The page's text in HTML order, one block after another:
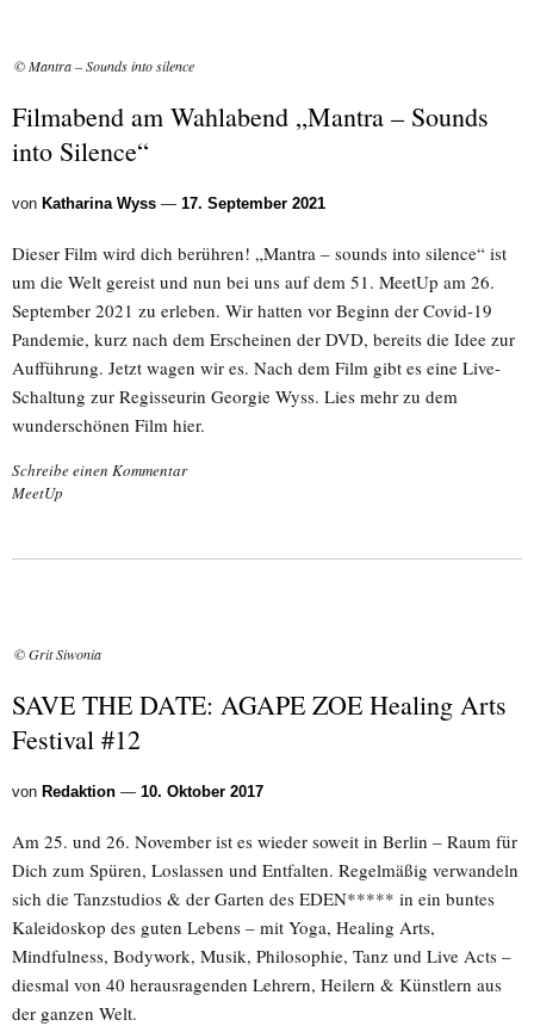
© Mantra – Sounds into silence
Filmabend am Wahlabend „Mantra – Sounds
into Silence“
von Katharina Wyss — 17. September 2021
Dieser Film wird dich berühren! „Mantra – sounds into silence“ ist
um die Welt gereist und nun bei uns auf dem 51. MeetUp am 26.
September 2021 zu erleben. Wir hatten vor Beginn der Covid-19
Pandemie, kurz nach dem Erscheinen der DVD, bereits die Idee zur
Aufführung. Jetzt wagen wir es. Nach dem Film gibt es eine Live-
Schaltung zur Regisseurin Georgie Wyss. Lies mehr zu dem
wunderschönen Film hier.
Schreibe einen Kommentar
MeetUp
© Grit Siwonia
SAVE THE DATE: AGAPE ZOE Healing Arts
Festival #12
von Redaktion — 10. Oktober 2017
Am 25. und 26. November ist es wieder soweit in Berlin – Raum für
Dich zum Spüren, Loslassen und Entfalten. Regelmäßig verwandeln
sich die Tanzstudios & der Garten des EDEN***** in ein buntes
Kaleidoskop des guten Lebens – mit Yoga, Healing Arts,
Mindfulness, Bodywork, Musik, Philosophie, Tanz und Live Acts –
diesmal von 40 herausragenden Lehrern, Heilern & Künstlern aus
der ganzen Welt.